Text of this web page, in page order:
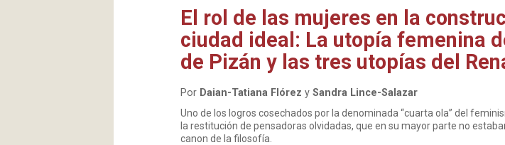
El rol de las mujeres en la
ciudad ideal: La utopía femenina
de Pizán y las tres utopías del
Por Daian-Tatiana Flórez y Sandra Lince-Salazar
Uno de los logros cosechados por la denominada “cuarta ola” del
la restitución de pensadoras olvidadas, que en su mayor parte no
canon de la filosofía.